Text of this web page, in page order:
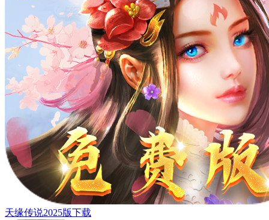
天缘传说2025版下载